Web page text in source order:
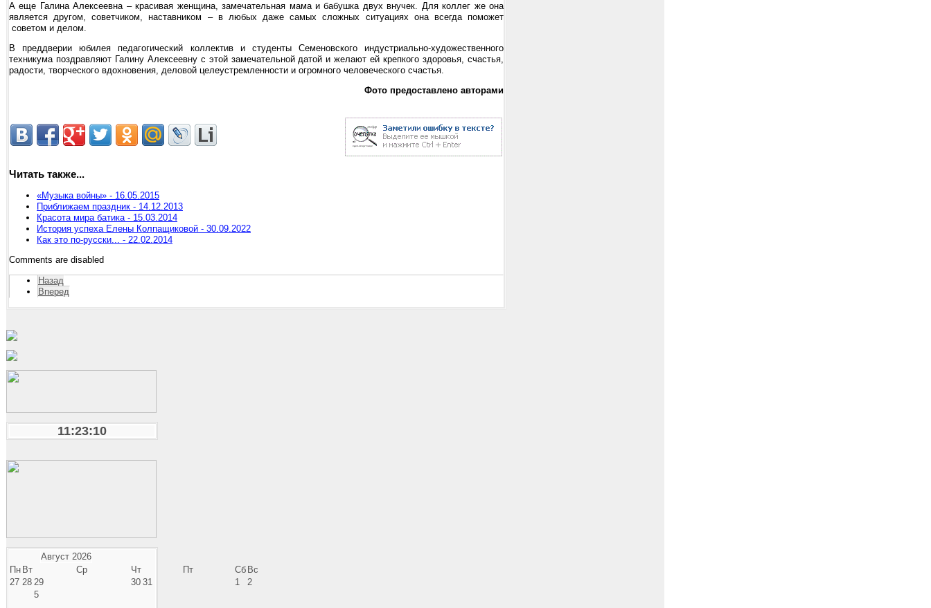
А еще Галина Алексеевна – красивая женщина, замечательная мама и бабушка двух внучек. Для коллег же она
является другом, советчиком, наставником – в любых даже самых сложных ситуациях она всегда поможет
советом и делом.
В преддверии юбилея педагогический коллектив и студенты Семеновского индустриально-художественного
техникума поздравляют Галину Алексеевну с этой замечательной датой и желают ей крепкого здоровья, счастья,
радости, творческого вдохновения, деловой целеустремленности и огромного человеческого счастья.
Фото предоставлено авторами
Читать также...
«Музыка войны» - 16.05.2015
Приближаем праздник - 14.12.2013
Красота мира батика - 15.03.2014
История успеха Елены Колпащиковой - 30.09.2022
Как это по-русски... - 22.02.2014
Comments are disabled
Назад
Вперед
11:23:11
Август 2026
Пн Вт Ср Чт Пт Сб Вс
27 28 29 30 31 1 2
5